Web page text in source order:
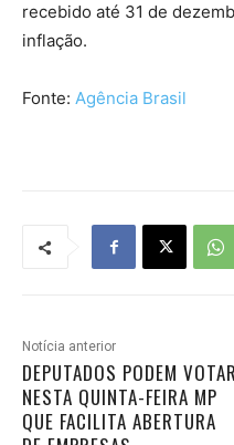
recebido até 31 de
inflação.
Fonte: Agência Brasil
Notícia anterior
DEPUTADOS PODEM VOTAR
NESTA QUINTA-FEIRA MP
QUE FACILITA ABERTURA